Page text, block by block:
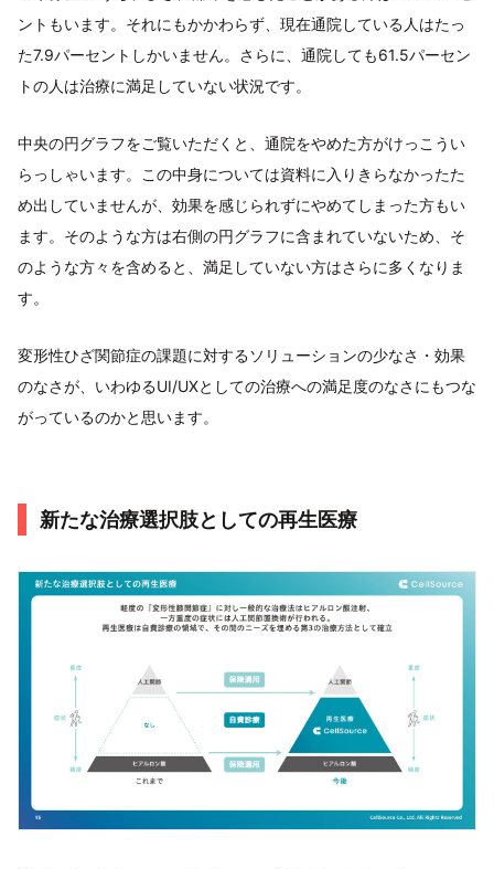
ントもいます。それにもかかわらず、現在通院している人はたっ
た7.9パーセントしかいません。さらに、通院しても61.5パーセン
トの人は治療に満足していない状況です。
中央の円グラフをご覧いただくと、通院をやめた方がけっこうい
らっしゃいます。この中身については資料に入りきらなかったた
め出していませんが、効果を感じられずにやめてしまった方もい
ます。そのような方は右側の円グラフに含まれていないため、そ
のような方々を含めると、満足していない方はさらに多くなりま
す。
変形性ひざ関節症の課題に対するソリューションの少なさ・効果
のなさが、いわゆるUI/UXとしての治療への満足度のなさにもつな
がっているのかと思います。
新たな治療選択肢としての再生医療